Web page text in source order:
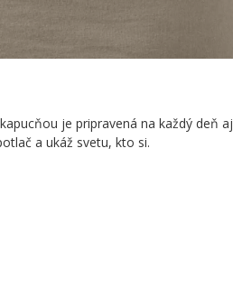
je pripravená na každý deň aj
a ukáž svetu, kto si.